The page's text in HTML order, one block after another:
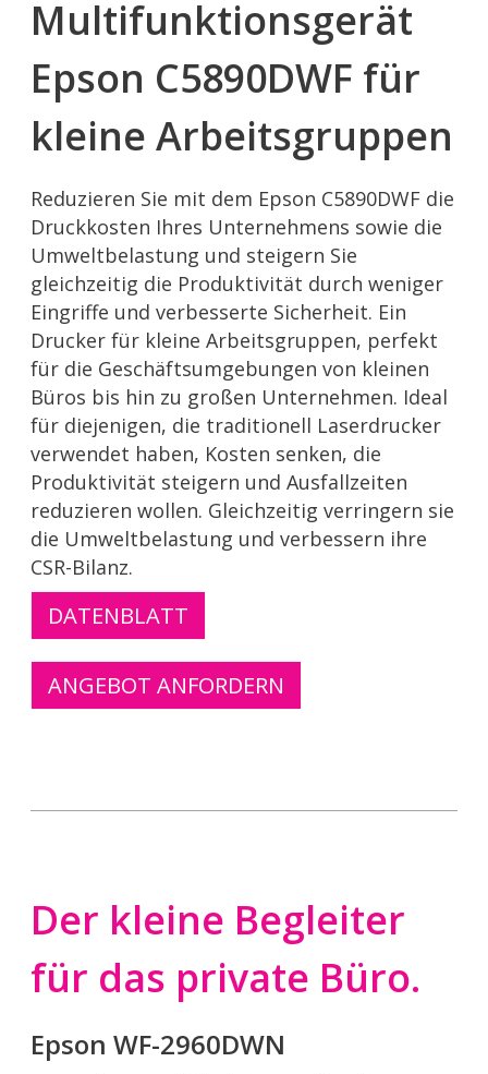
Multifunktionsgerät
Epson C5890DWF für
kleine Arbeitsgruppen
Reduzieren Sie mit dem Epson C5890DWF die
Druckkosten Ihres Unternehmens sowie die
Umweltbelastung und steigern Sie
gleichzeitig die Produktivität durch weniger
Eingriffe und verbesserte Sicherheit. Ein
Drucker für kleine Arbeitsgruppen, perfekt
für die Geschäftsumgebungen von kleinen
Büros bis hin zu großen Unternehmen. Ideal
für diejenigen, die traditionell Laserdrucker
verwendet haben, Kosten senken, die
Produktivität steigern und Ausfallzeiten
reduzieren wollen. Gleichzeitig verringern sie
die Umweltbelastung und verbessern ihre
CSR-Bilanz.
DATENBLATT
ANGEBOT ANFORDERN
Der kleine Begleiter
für das private Büro.
Epson WF-2960DWN